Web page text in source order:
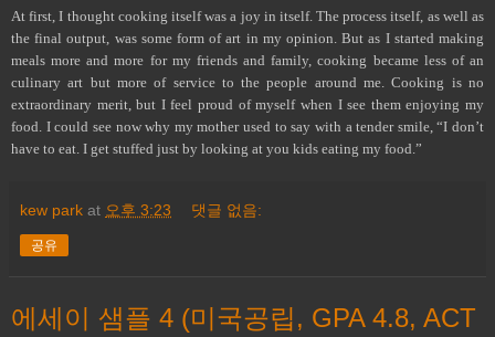
At first, I thought cooking itself was a joy in itself. The process itself, as well as
the final output, was some form of art in my opinion. But as I started making
meals more and more for my friends and family, cooking became less of an
culinary art but more of service to the people around me. Cooking is no
extraordinary merit, but I feel proud of myself when I see them enjoying my
food. I could see now why my mother used to say with a tender smile, “I don’t
have to eat. I get stuffed just by looking at you kids eating my food.”
kew park at 오후 3:23 댓글 없음:
공유
에세이 샘플 4 (미국공립, GPA 4.8, ACT